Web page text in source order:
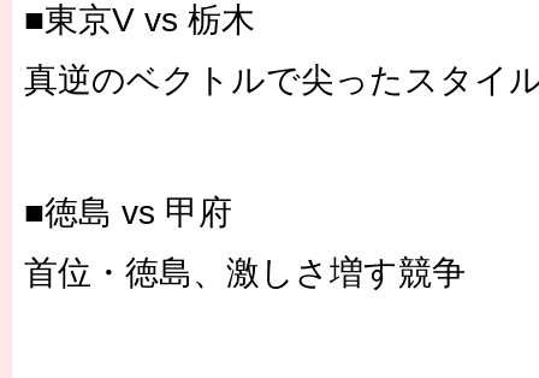
■東京V vs 栃木
真逆のベクトルで尖ったスタイ
■徳島 vs 甲府
首位・徳島、激しさ増す競争